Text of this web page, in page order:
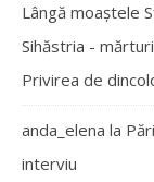
Lângă moaștele
Sihăstria -
Privirea de
anda_elena la
interviu